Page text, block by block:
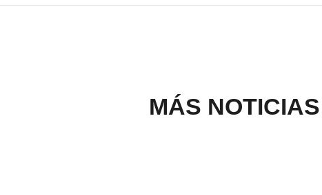
MÁS NOTICIAS